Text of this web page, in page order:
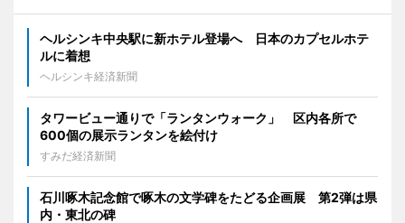
ヘルシンキ中央駅に新ホテル登場へ 日本のカプセルホテ
ルに着想
ヘルシンキ経済新聞
タワービュー通りで「ランタンウォーク」 区内各所で
600個の展示ランタンを絵付け
すみだ経済新聞
石川啄木記念館で啄木の文学碑をたどる企画展 第2弾は県
内・東北の碑